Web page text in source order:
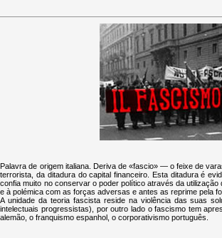
Palavra de origem italiana. Deriva de «fascio» — o feixe de
terrorista, da ditadura do capital financeiro. Esta ditadura é
confia muito no conservar o poder político através da
e à polémica com as forças adversas e antes as reprime pela
A unidade da teoria fascista reside na violência das suas
intelectuais progressistas), por outro lado o fascismo tem
alemão, o franquismo espanhol, o corporativismo português.